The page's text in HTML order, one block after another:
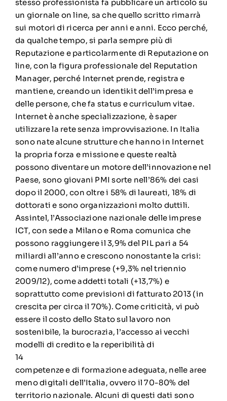
stesso professionista fa pubblicare un articolo su
un giornale on line, sa che quello scritto rimarrà
sui motori di ricerca per anni e anni. Ecco perché,
da qualche tempo, si parla sempre più di
Reputazione e particolarmente di Reputazione on
line, con la figura professionale del Reputation
Manager, perché Internet prende, registra e
mantiene, creando un identikit dell’impresa e
delle persone, che fa status e curriculum vitae.
Internet è anche specializzazione, è saper
utilizzare la rete senza improvvisazione. In Italia
sono nate alcune strutture che hanno in Internet
la propria forza e missione e queste realtà
possono diventare un motore dell’innovazione nel
Paese, sono giovani PMI sorte nell’86% dei casi
dopo il 2000, con oltre i 58% di laureati, 18% di
dottorati e sono organizzazioni molto duttili.
Assintel, l’Associazione nazionale delle imprese
ICT, con sede a Milano e Roma comunica che
possono raggiungere il 3,9% del PIL pari a 54
miliardi all’anno e crescono nonostante la crisi:
come numero d’imprese (+9,3% nel triennio
2009/12), come addetti totali (+13,7%) e
soprattutto come previsioni di fatturato 2013 (in
crescita per circa il 70%). Come criticità, vi può
essere il costo dello Stato sul lavoro non
sostenibile, la burocrazia, l’accesso ai vecchi
modelli di credito e la reperibilità di
14
competenze e di formazione adeguata, nelle aree
meno digitali dell’Italia, ovvero il 70-80% del
territorio nazionale. Alcuni di questi dati sono